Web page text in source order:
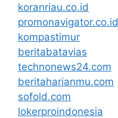
koranriau.co.id
promonavigator.co.id
kompastimur
beritabatavias
technonews24.com
beritaharianmu.com
sofold.com
lokerproindonesia